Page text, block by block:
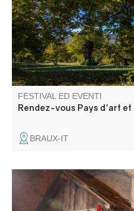
FESTIVAL ED EVENTI
Rendez-vous Pays d'art
BRAUX-IT
Durante queste serate,
tempo per scoprire Colmars